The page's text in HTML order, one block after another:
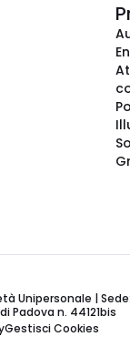
Unipersonale |
Padova n. 44121bis
Gestisci Cookies